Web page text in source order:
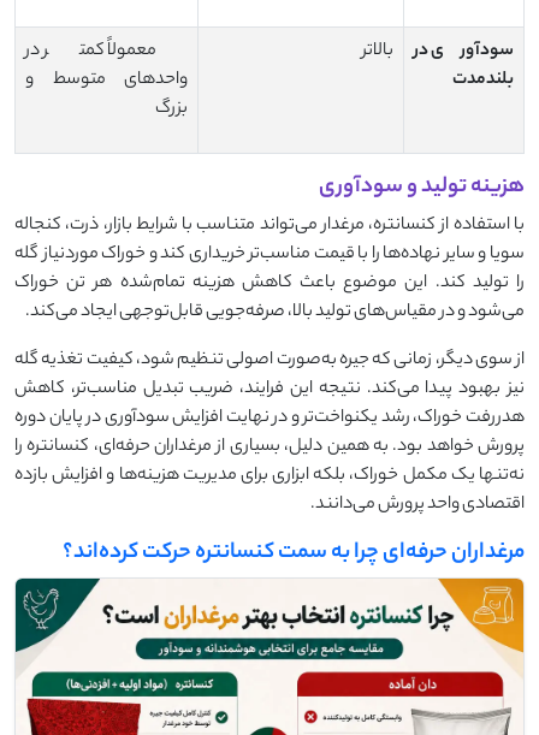
سودآوری در
بلندمدت
بالاتر
معمولاً کمتر در
واحدهای متوسط و
بزرگ
هزینه تولید و سودآوری
با استفاده از کنسانتره، مرغدار می‌تواند متناسب با شرایط بازار، ذرت، کنجاله
سویا و سایر نهاده‌ها را با قیمت مناسب‌تر خریداری کند و خوراک موردنیاز گله
را تولید کند. این موضوع باعث کاهش هزینه تمام‌شده هر تن خوراک
می‌شود و در مقیاس‌های تولید بالا، صرفه‌جویی قابل‌توجهی ایجاد می‌کند.
از سوی دیگر، زمانی که جیره به‌صورت اصولی تنظیم شود، کیفیت تغذیه گله
نیز بهبود پیدا می‌کند. نتیجه این فرایند، ضریب تبدیل مناسب‌تر، کاهش
هدررفت خوراک، رشد یکنواخت‌تر و در نهایت افزایش سودآوری در پایان دوره
پرورش خواهد بود. به همین دلیل، بسیاری از مرغداران حرفه‌ای، کنسانتره را
نه‌تنها یک مکمل خوراک، بلکه ابزاری برای مدیریت هزینه‌ها و افزایش بازده
اقتصادی واحد پرورش می‌دانند.
مرغداران حرفه‌ای چرا به سمت کنسانتره حرکت کرده‌اند؟